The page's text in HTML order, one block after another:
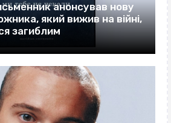
анонсував нову
який вижив на війні,
загиблим